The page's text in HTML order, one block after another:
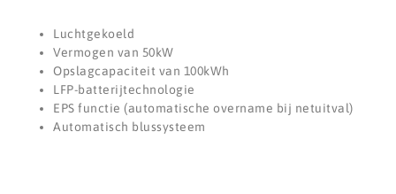
Luchtgekoeld
Vermogen van 50kW
Opslagcapaciteit van 100kWh
LFP-batterijtechnologie
EPS functie (automatische overname bij netuitval)
Automatisch blussysteem